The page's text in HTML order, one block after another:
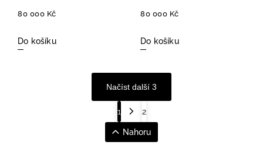
80 000 Kč
Do košíku
80 000 Kč
Do košíku
Načíst další 3
1 2
Nahoru